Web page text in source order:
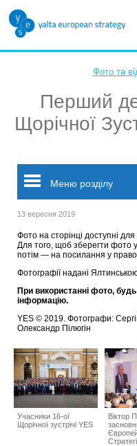
Фото та
Перший
Щорічної
Меню розділу
13 вересня 2019
Фото на сторінці доступні
Для того, щоб зберегти фото у
потім — на посилання у
Фотографії надані
При використанні фото,
інформацію.
YES © 2019. Фотографи:
Олександр Пілюгін
Учасники 16-ої
Щорічної зустрічі YES
Віктор